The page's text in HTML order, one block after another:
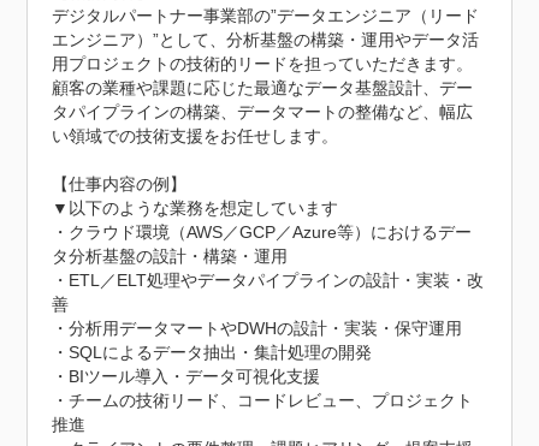
デジタルパートナー事業部の”データエンジニア（リード
エンジニア）”として、分析基盤の構築・運用やデータ活
用プロジェクトの技術的リードを担っていただきます。
顧客の業種や課題に応じた最適なデータ基盤設計、デー
タパイプラインの構築、データマートの整備など、幅広
い領域での技術支援をお任せします。
【仕事内容の例】
▼以下のような業務を想定しています
・クラウド環境（AWS／GCP／Azure等）におけるデー
タ分析基盤の設計・構築・運用
・ETL／ELT処理やデータパイプラインの設計・実装・改
善
・分析用データマートやDWHの設計・実装・保守運用
・SQLによるデータ抽出・集計処理の開発
・BIツール導入・データ可視化支援
・チームの技術リード、コードレビュー、プロジェクト
推進